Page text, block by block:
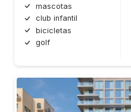
mascotas
club infantil
bicicletas
golf